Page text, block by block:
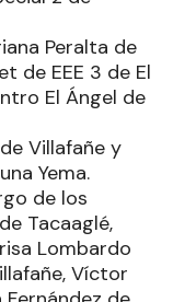
Peralta de
de EEE 3 de El
El Ángel de
Villafañe y
Yema.
de los
Tacaaglé,
Lombardo
Víctor